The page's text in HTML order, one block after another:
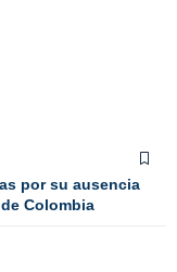
por su ausencia
Colombia